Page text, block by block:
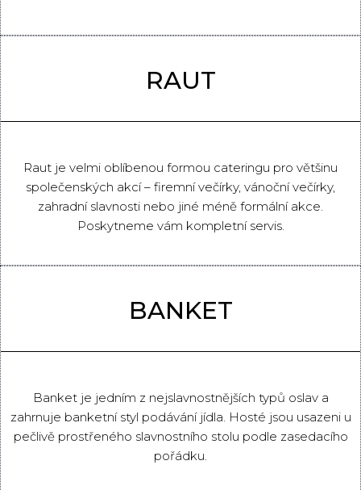
RAUT
Raut je velmi oblíbenou formou cateringu pro většinu
společenských akcí – firemní večírky, vánoční večírky,
zahradní slavnosti nebo jiné méně formální akce.
Poskytneme vám kompletní servis.
BANKET
Banket je jedním z nejslavnostnějších typů oslav a
zahrnuje banketní styl podávání jídla. Hosté jsou usazeni u
pečlivě prostřeného slavnostního stolu podle zasedacího
pořádku.